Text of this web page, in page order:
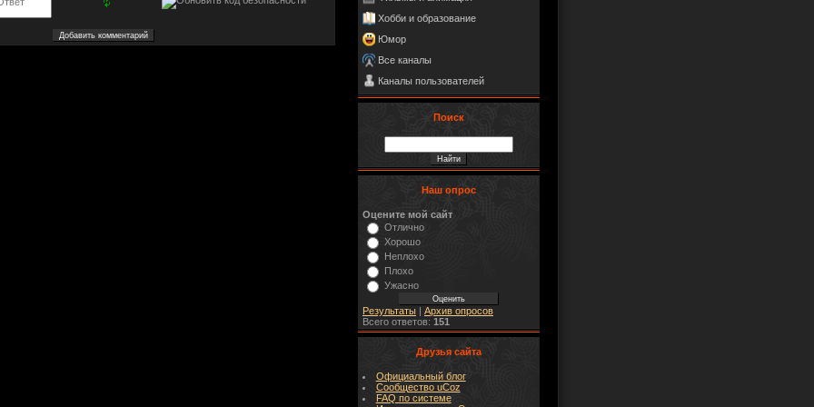
Хобби и образование
Юмор
Все каналы
Каналы пользователей
Поиск
Наш опрос
Оцените мой сайт
Отлично
Хорошо
Неплохо
Плохо
Ужасно
Результаты | Архив опросов
Всего ответов: 151
Друзья сайта
Официальный блог
Сообщество uCoz
FAQ по системе